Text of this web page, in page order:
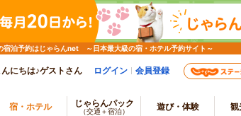
宿泊予約はじゃらんnet ～日本最大級の宿・ホテル予約サイト～
んにちは♪ゲストさん ログイン 会員登録
宿・ホテル じゃらんパック
（交通＋宿泊） 遊び・体験 観